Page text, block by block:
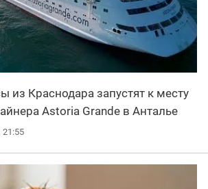
из Краснодара запустят к месту
Astoria Grande в Анталье
21:55